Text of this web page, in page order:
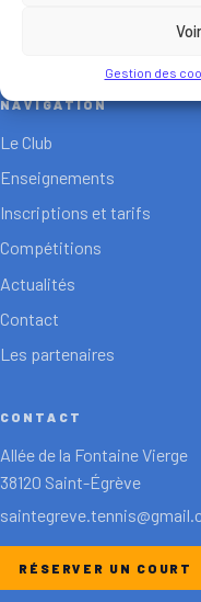
Gestion des
événements toute l’année.
NAVIGATION
Le Club
Enseignements
Inscriptions et tarifs
Compétitions
Actualités
Contact
Les partenaires
CONTACT
Allée de la Fontaine Vierge
38120 Saint-Égrève
RÉSERVER UN COURT